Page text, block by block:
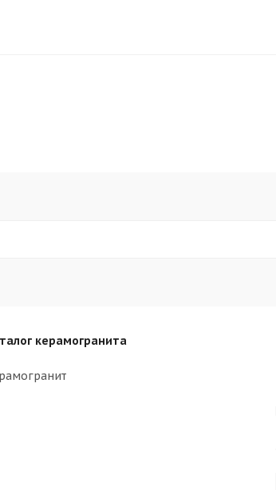
керамогранита